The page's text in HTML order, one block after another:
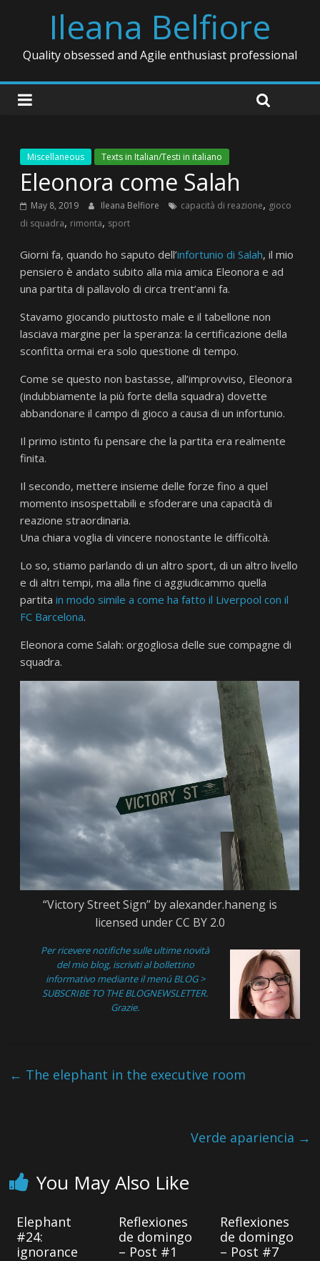
Ileana Belfiore
Quality obsessed and Agile enthusiast professional
Miscellaneous Texts in Italian/Testi in italiano
Eleonora come Salah
May 8, 2019 Ileana Belfiore capacità di reazione, gioco
di squadra, rimonta, sport
Giorni fa, quando ho saputo dell’infortunio di Salah, il mio
pensiero è andato subito alla mia amica Eleonora e ad
una partita di pallavolo di circa trent’anni fa.
Stavamo giocando piuttosto male e il tabellone non
lasciava margine per la speranza: la certificazione della
sconfitta ormai era solo questione di tempo.
Come se questo non bastasse, all’improvviso, Eleonora
(indubbiamente la più forte della squadra) dovette
abbandonare il campo di gioco a causa di un infortunio.
Il primo istinto fu pensare che la partita era realmente
finita.
Il secondo, mettere insieme delle forze fino a quel
momento insospettabili e sfoderare una capacità di
reazione straordinaria.
Una chiara voglia di vincere nonostante le difficoltà.
Lo so, stiamo parlando di un altro sport, di un altro livello
e di altri tempi, ma alla fine ci aggiudicammo quella
partitain modo simile a come ha fatto il Liverpool con il
FC Barcelona.
Eleonora come Salah: orgogliosa delle sue compagne di
squadra.
“Victory Street Sign” by alexander.haneng is
licensed under CC BY 2.0
Per ricevere notifiche sulle ultime novità
del mio blog, iscriviti al bollettino
informativo mediante il menúBLOG >
SUBSCRIBE TO THE BLOGNEWSLETTER.
Grazie.
← The elephant in the executive room
Verde apariencia →
You May Also Like
Elephant
#24:
ignorance
Reflexiones
de domingo
– Post #1
Reflexiones
de domingo
– Post #7